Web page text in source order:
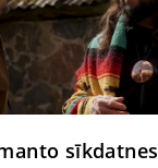
sīkdatnes